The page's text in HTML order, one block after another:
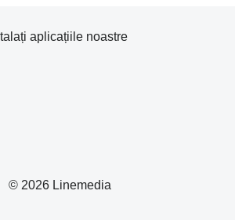
© 2026 Linemedia
aplicațiile noastre